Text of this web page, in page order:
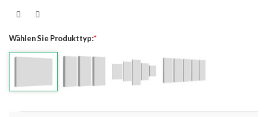
Wählen Sie Produkttyp:*